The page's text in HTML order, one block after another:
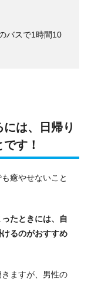
バスで1時間10
は、日帰り
す！
癒やせないこと
たときには、自
るのがおすすめ
ますが、男性の